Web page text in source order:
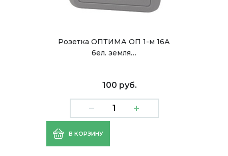
Розетка ОПТИМА ОП 1-м 16А
бел. земля…
100 руб.
В КОРЗИНУ